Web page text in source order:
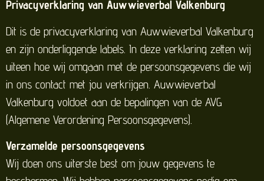
Privacyverklaring van Auwwieverbal Valkenburg
Dit is de privacyverklaring van Auwwieverbal Valkenburg
en zijn onderliggende labels. In deze verklaring zetten wij
uiteen hoe wij omgaan met de persoonsgegevens die wij
in ons contact met jou verkrijgen. Auwwieverbal
Valkenburg voldoet aan de bepalingen van de AVG
(Algemene Verordening Persoonsgegevens).
Verzamelde persoonsgegevens
Wij doen ons uiterste best om jouw gegevens te